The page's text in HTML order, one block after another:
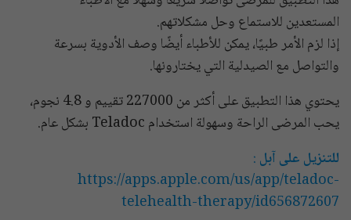
المستعدين للاستماع وحل مشكلاتهم.
إذا لزم الأمر طبيًا، يمكن للأطباء أيضًا وصف الأدوية بسرعة
والتواصل مع الصيدلية التي يختارونها.
يحتوي هذا التطبيق على أكثر من 227000 تقييم و 4.8 نجوم،
يحب المرضى الراحة وسهولة استخدام Teladoc بشكل عام.
للتنزيل على آبل :
https://apps.apple.com/us/app/teladoc-
telehealth-therapy/id656872607